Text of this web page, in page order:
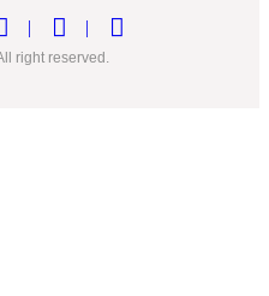
right reserved.